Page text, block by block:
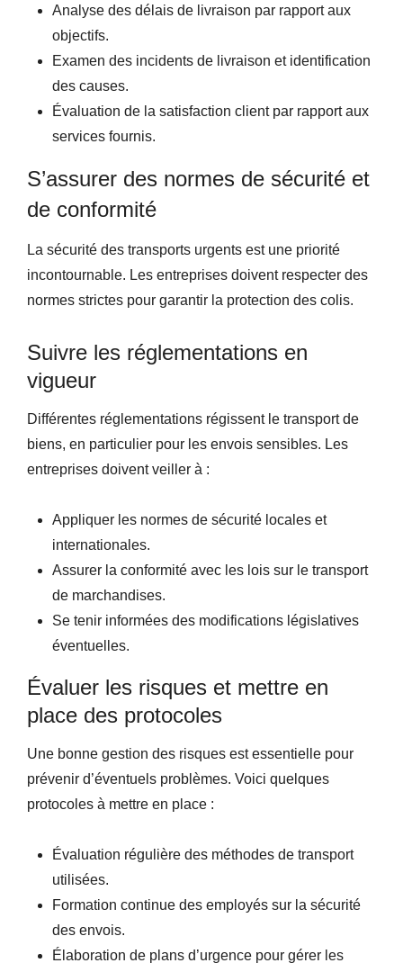
Analyse des délais de livraison par rapport aux
objectifs.
Examen des incidents de livraison et identification
des causes.
Évaluation de la satisfaction client par rapport aux
services fournis.
S’assurer des normes de sécurité et
de conformité
La sécurité des transports urgents est une priorité
incontournable. Les entreprises doivent respecter des
normes strictes pour garantir la protection des colis.
Suivre les réglementations en
vigueur
Différentes réglementations régissent le transport de
biens, en particulier pour les envois sensibles. Les
entreprises doivent veiller à :
Appliquer les normes de sécurité locales et
internationales.
Assurer la conformité avec les lois sur le transport
de marchandises.
Se tenir informées des modifications législatives
éventuelles.
Évaluer les risques et mettre en
place des protocoles
Une bonne gestion des risques est essentielle pour
prévenir d’éventuels problèmes. Voici quelques
protocoles à mettre en place :
Évaluation régulière des méthodes de transport
utilisées.
Formation continue des employés sur la sécurité
des envois.
Élaboration de plans d’urgence pour gérer les